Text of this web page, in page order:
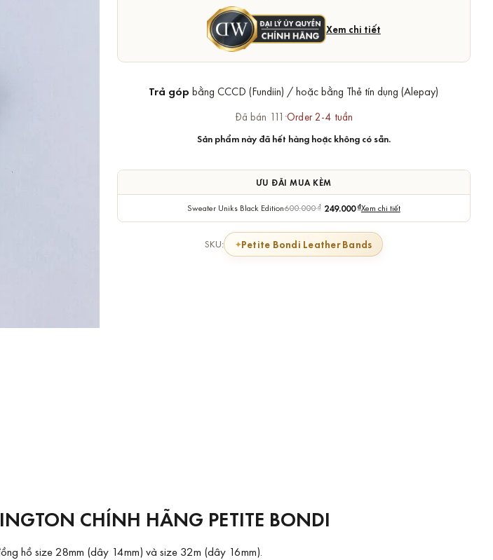
Xem chi tiết
Trả góp bằng CCCD (Fundiin) / hoặc bằng Thẻ tín dụng (Alepay)
Đã bán 111 ·Order 2-4 tuần
Sản phẩm này đã hết hàng hoặc không có sẵn.
ƯU ĐÃI MUA KÈM
Sweater Uniks Black Edition600.000₫ 249.000₫Xem chi tiết
SKU: Petite Bondi Leather Bands
CHÍNH HÃNG PETITE BONDI
hồ size 28mm (dây 14mm) và size 32m (dây 16mm).